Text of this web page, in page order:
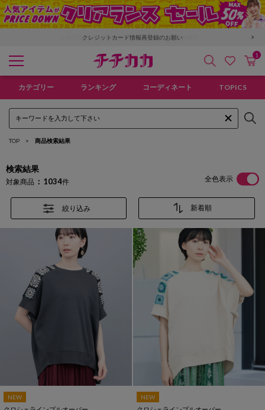
6,400円以上で送料無料！新規会員登録で300pt贈呈！
「GMO後払い」お支払い停滞時の回収手数料のご負担について
検索 お気にカ
1
カテゴリー ランキング コーディネート TOPICS
TOP 商品検索結果
検索結果
対象商品 1034件 全色表示
絞り込み
NEW NEW